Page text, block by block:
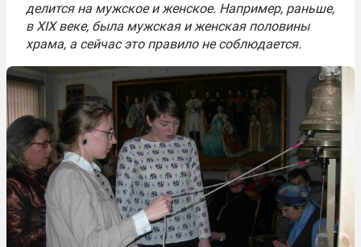
делится на мужское и женское. Например, раньше,
в XIX веке, была мужская и женская половины
храма, а сейчас это правило не соблюдается.